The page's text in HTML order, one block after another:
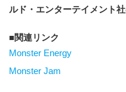
ルド・エンターテイメント社
関連リンク
Monster Energy
Monster Jam